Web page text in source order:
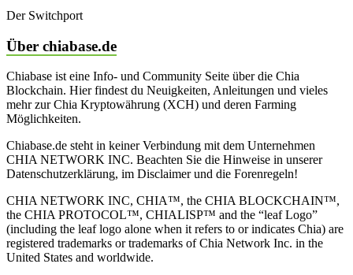
Der Switchport
Über chiabase.de
Chiabase ist eine Info- und Community Seite über die Chia
Blockchain. Hier findest du Neuigkeiten, Anleitungen und vieles
mehr zur Chia Kryptowährung (XCH) und deren Farming
Möglichkeiten.
Chiabase.de steht in keiner Verbindung mit dem Unternehmen
CHIA NETWORK INC. Beachten Sie die Hinweise in unserer
Datenschutzerklärung, im Disclaimer und die Forenregeln!
CHIA NETWORK INC, CHIA™, the CHIA BLOCKCHAIN™,
the CHIA PROTOCOL™, CHIALISP™ and the “leaf Logo”
(including the leaf logo alone when it refers to or indicates Chia) are
registered trademarks or trademarks of Chia Network Inc. in the
United States and worldwide.